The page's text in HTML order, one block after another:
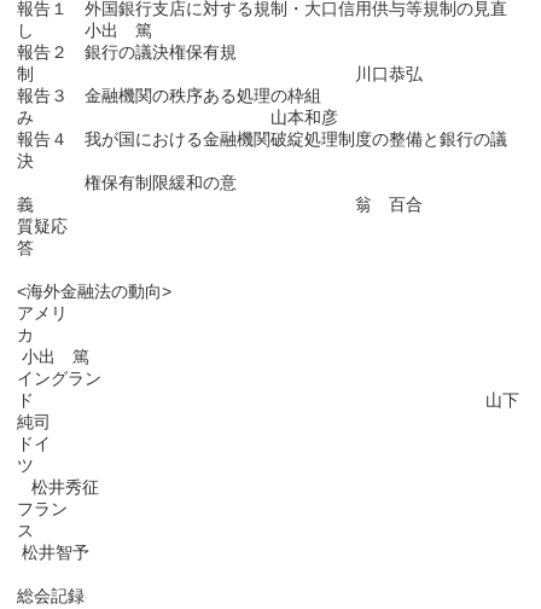
報告１ 外国銀行支店に対する規制・大口信用供与等規制の見直
し 小出 篤
報告２ 銀行の議決権保有規
制 川口恭弘
報告３ 金融機関の秩序ある処理の枠組
み 山本和彦
報告４ 我が国における金融機関破綻処理制度の整備と銀行の議
決
権保有制限緩和の意
義 翁 百合
質疑応
<海外金融法の動向>
アメリ
カ
小出 篤
イングラン
ド 山下
純司
ドイ
ツ
松井秀征
フラン
ス
松井智予
総会記録